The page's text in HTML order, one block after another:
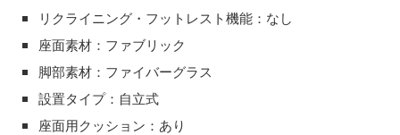
リクライニング・フットレスト機能：なし
座面素材：ファブリック
脚部素材：ファイバーグラス
設置タイプ：自立式
座面用クッション：あり